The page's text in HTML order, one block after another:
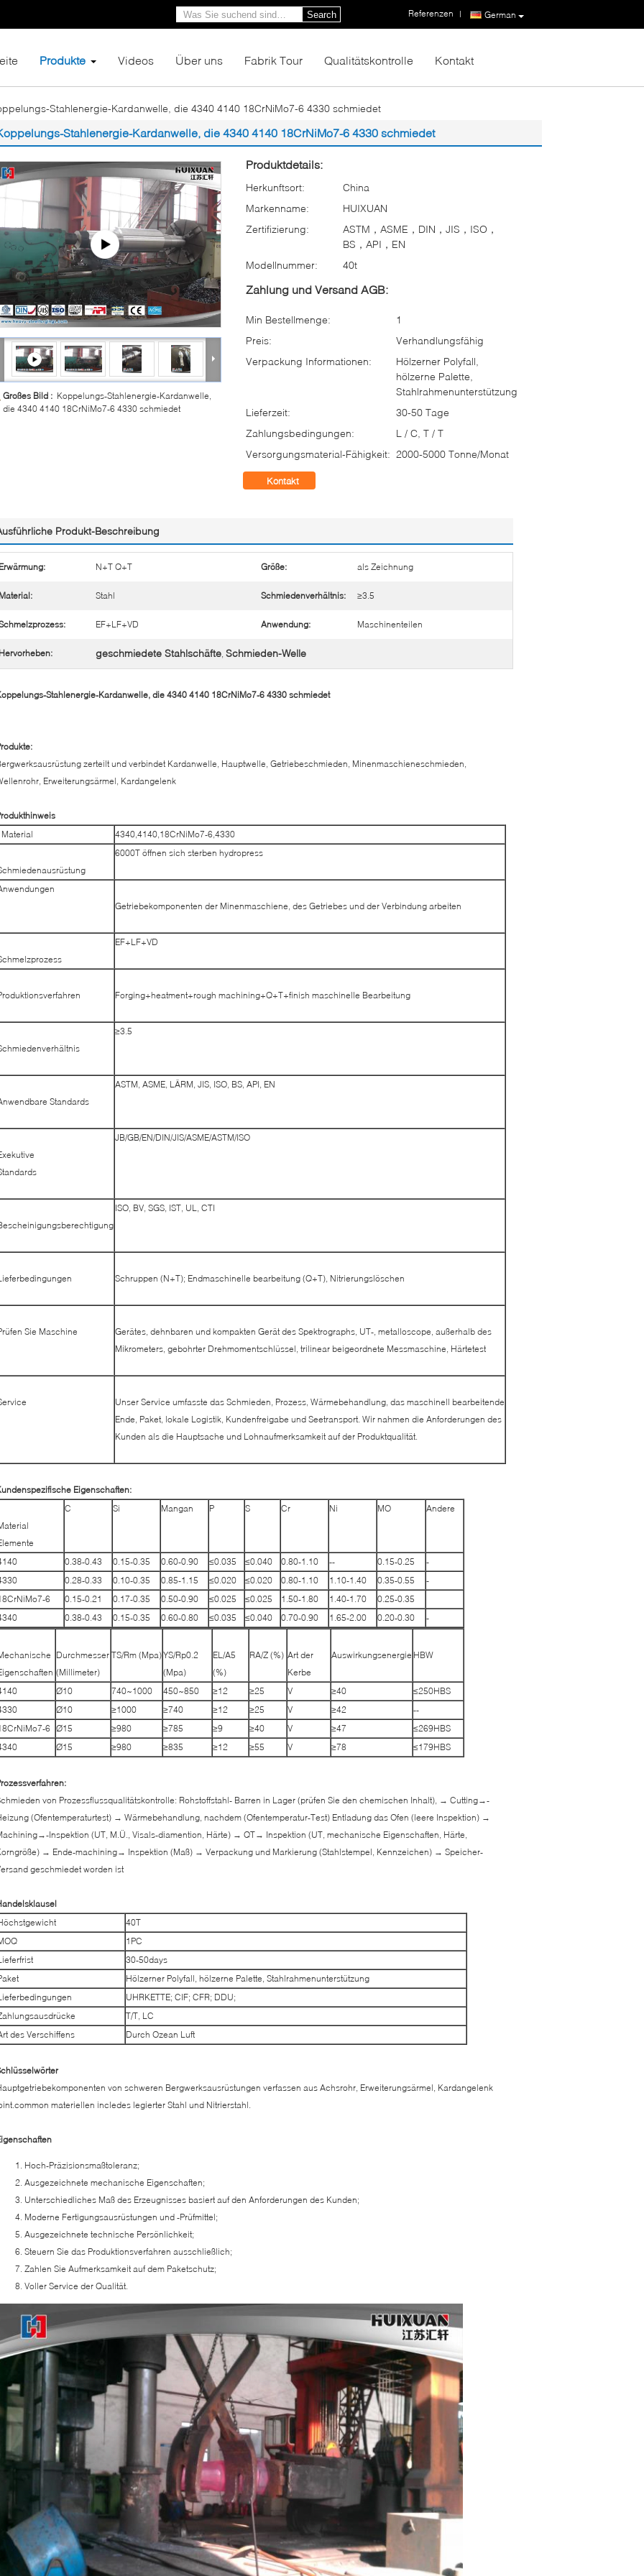
German
Referenzen |
Search
Produkte Videos Über uns Fabrik Tour Qualitätskontrolle Kontakt
Stahlenergie-Kardanwelle, die 4340 4140 18CrNiMo7-6 4330 schmiedet
Stahlenergie-Kardanwelle, die 4340 4140 18CrNiMo7-6 4330 schmiedet
Großes Bild : Koppelungs-Stahlenergie-Kardanwelle,
die 4340 4140 18CrNiMo7-6 4330 schmiedet
Produktdetails:
Herkunftsort:
China
Markenname:
HUIXUAN
Zertifizierung:
ASTM，ASME，DIN，JIS，ISO，
BS，API，EN
Modellnummer:
40t
Zahlung und Versand AGB:
Min Bestellmenge:
1
Preis:
Verhandlungsfähig
Verpackung Informationen:
Hölzerner Polyfall,
hölzerne Palette,
Stahlrahmenunterstützung
Lieferzeit:
30-50 Tage
Zahlungsbedingungen:
L / C, T / T
Versorgungsmaterial-Fähigkeit: 2000-5000 Tonne/Monat
Kontakt
Produkt-Beschreibung
N+T Q+T Größe: als Zeichnung
Stahl Schmiedenverhältnis: ≥3.5
EF+LF+VD Anwendung: Maschinenteilen
geschmiedete Stahlschäfte, Schmieden-Welle
Stahlenergie-Kardanwelle, die 4340 4140 18CrNiMo7-6 4330 schmiedet
zerteilt und verbindet Kardanwelle, Hauptwelle, Getriebeschmieden, Minenmaschieneschmieden,
Erweiterungsärmel, Kardangelenk
4340,4140,18CrNiMo7-6,4330
6000T öffnen sich sterben hydropress
Getriebekomponenten der Minenmaschiene, des Getriebes und der Verbindung arbeiten
EF+LF+VD
Forging+heatment+rough machining+Q+T+finish maschinelle Bearbeitung
≥3.5
Standards
ASTM, ASME, LÄRM, JIS, ISO, BS, API, EN
JB/GB/EN/DIN/JIS/ASME/ASTM/ISO
ISO, BV, SGS, IST, UL, CTI
Schruppen (N+T); Endmaschinelle bearbeitung (Q+T), Nitrierungslöschen
Sie Maschine
Gerätes, dehnbaren und kompakten Gerät des Spektrographs, UT-, metalloscope, außerhalb des
Mikrometers, gebohrter Drehmomentschlüssel, trilinear beigeordnete Messmaschine, Härtetest
Unser Service umfasste das Schmieden, Prozess, Wärmebehandlung, das maschinell bearbeitende
Ende, Paket, lokale Logistik, Kundenfreigabe und Seetransport. Wir nahmen die Anforderungen des
Kunden als die Hauptsache und Lohnaufmerksamkeit auf der Produktqualität.
Eigenschaften:
C Si Mangan P S Cr Ni MO Andere
0.38-0.43 0.15-0.35 0.60-0.90 ≤0.035 ≤0.040 0.80-1.10 -- 0.15-0.25
-
0.28-0.33 0.10-0.35 0.85-1.15 ≤0.020 ≤0.020 0.80-1.10 1.10-1.40 0.35-0.55
-
6
0.15-0.21 0.17-0.35 0.50-0.90 ≤0.025 ≤0.025 1.50-1.80 1.40-1.70
0.25-0.35
0.38-0.43 0.15-0.35 0.60-0.80 ≤0.035 ≤0.040 0.70-0.90 1.65-2.00 0.20-0.30 -
Durchmesser
(Millimeter)
TS/Rm (Mpa)YS/Rp0.2
(Mpa)
EL/A5
(%)
RA/Z (%) Art der
Kerbe
Auswirkungsenergie HBW
Ø10 740~1000 450~850 ≥12 ≥25 V ≥40
≤250HBS
Ø10 ≥1000 ≥740 ≥12 ≥25 V ≥42
--
6 Ø15 ≥980 ≥785 ≥9 ≥40 V ≥47
≤269HBS
Ø15 ≥980 ≥835 ≥12 ≥55 V ≥78 ≤179HBS
von Prozessflussqualitätskontrolle: Rohstoffstahl- Barren in Lager (prüfen Sie den chemischen Inhalt), → Cutting→-
(Ofentemperaturtest) → Wärmebehandlung, nachdem (Ofentemperatur-Test) Entladung das Ofen (leere Inspektion) →
Inspektion (UT, M.Ü., Visals-diamention, Härte) → QT→ Inspektion (UT, mechanische Eigenschaften, Härte,
→ Ende-machining→ Inspektion (Maß) → Verpackung und Markierung (Stahlstempel, Kennzeichen) → Speicher-
geschmiedet worden ist
40T
1PC
30-50days
Hölzerner Polyfall, hölzerne Palette, Stahlrahmenunterstützung
UHRKETTE; CIF; CFR; DDU;
T/T, LC
des Verschiffens
Durch Ozean Luft
von schweren Bergwerksausrüstungen verfassen aus Achsrohr, Erweiterungsärmel, Kardangelenk
materiellen incledes legierter Stahl und Nitrierstahl.
Hoch-Präzisionsmaßtoleranz;
Ausgezeichnete mechanische Eigenschaften;
Unterschiedliches Maß des Erzeugnisses basiert auf den Anforderungen des Kunden;
Moderne Fertigungsausrüstungen und -Prüfmittel;
Ausgezeichnete technische Persönlichkeit;
Steuern Sie das Produktionsverfahren ausschließlich;
Zahlen Sie Aufmerksamkeit auf dem Paketschutz;
Voller Service der Qualität.